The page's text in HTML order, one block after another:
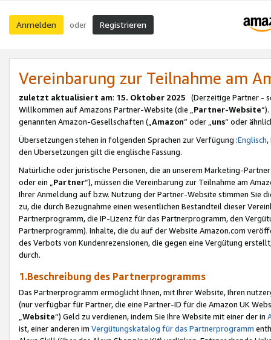
Anmelden oder Registrieren
Vereinbarung zur Teilnahme am
zuletzt aktualisiert am: 15. Oktober 2025 (Derzeitige Partner -
Willkommen auf Amazons Partner-Website (die „Partner-Website
genannten Amazon-Gesellschaften („Amazon“ oder „uns“ oder
Übersetzungen stehen in folgenden Sprachen zur Verfügung :Englisch,
den Übersetzungen gilt die englische Fassung.
Natürliche oder juristische Personen, die an unserem Marketing-
oder ein „Partner“), müssen die Vereinbarung zur Teilnahme am
Ihrer Anmeldung auf bzw. Nutzung der Partner-Website stimmen Sie
zu, die durch Bezugnahme einen wesentlichen Bestandteil dieser
Partnerprogramm, die IP-Lizenz für das Partnerprogramm, den
Partnerprogramm). Inhalte, die du auf der Website Amazon.com
des Verbots von Kundenrezensionen, die gegen eine Vergütung
durch.
1.Beschreibung des Partnerprogramms
Das Partnerprogramm ermöglicht Ihnen, mit Ihrer Website, Ihren
(nur verfügbar für Partner, die eine Partner-ID für die Amazon UK
Website“) Geld zu verdienen, indem Sie Ihre Website mit einer der in
ist, einer anderen im Vergütungskatalog für das Partnerprogramm